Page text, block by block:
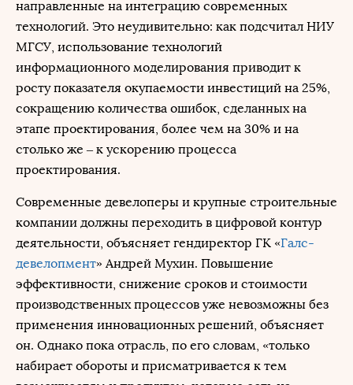
направленные на интеграцию современных
технологий. Это неудивительно: как подсчитал НИУ
МГСУ, использование технологий
информационного моделирования приводит к
росту показателя окупаемости инвестиций на 25%,
сокращению количества ошибок, сделанных на
этапе проектирования, более чем на 30% и на
столько же – к ускорению процесса
проектирования.
Современные девелоперы и крупные строительные
компании должны переходить в цифровой контур
деятельности, объясняет гендиректор ГК «Галс-
девелопмент» Андрей Мухин. Повышение
эффективности, снижение сроков и стоимости
производственных процессов уже невозможны без
применения инновационных решений, объясняет
он. Однако пока отрасль, по его словам, «только
набирает обороты и присматривается к тем